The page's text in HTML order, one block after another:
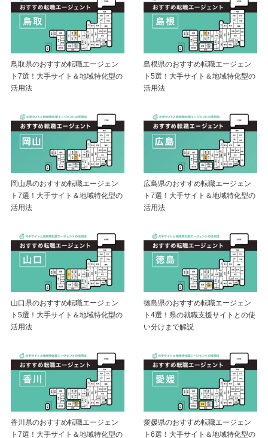
鳥取県のおすすめ転職エージェン
ト7選！大手サイト＆地域特化型の
活用法
島根県のおすすめ転職エージェン
ト5選！大手サイト＆地域特化型の
活用法
岡山県のおすすめ転職エージェン
ト7選！大手サイト＆地域特化型の
活用法
広島県のおすすめ転職エージェン
ト7選！大手サイト＆地域特化型の
活用法
山口県のおすすめ転職エージェン
ト5選！大手サイト＆地域特化型の
活用法
徳島県のおすすめ転職エージェン
ト4選！県の就職支援サイトとの使
い分けまで解説
香川県のおすすめ転職エージェン
ト7選！大手サイト＆地域特化型の
愛媛県のおすすめ転職エージェン
ト6選！大手サイト＆地域特化型の